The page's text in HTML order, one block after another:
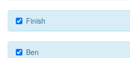
Finish
Ben